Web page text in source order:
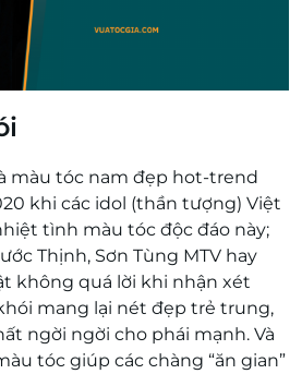
màu tóc nam đẹp hot-trend
khi các idol (thần tượng) Việt
tình màu tóc độc đáo này;
Thịnh, Sơn Tùng MTV hay
không quá lời khi nhận xét
mang lại nét đẹp trẻ trung,
ngời ngời cho phái mạnh. Và
tóc giúp các chàng “ăn gian”